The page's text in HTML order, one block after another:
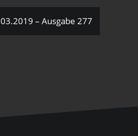
– Ausgabe 277